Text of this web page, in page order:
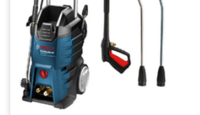
ZGrills
Zodiac
Zomax